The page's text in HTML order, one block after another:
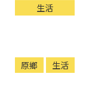
生活
原鄉 生活